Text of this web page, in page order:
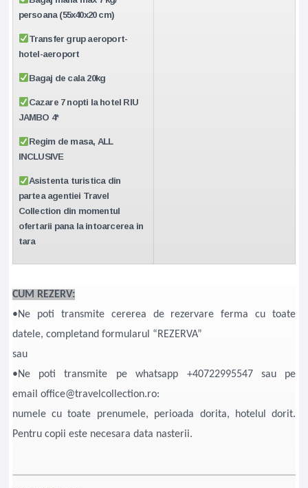
persoana (55x40x20 cm)
Transfer grup aeroport-
hotel-aeroport
Bagaj de cala 20kg
Cazare 7 nopti la hotel RIU
JAMBO 4*
Regim de masa, ALL
INCLUSIVE
Asistenta turistica din
partea agentiei Travel
Collection din momentul
ofertarii pana la intoarcerea in
tara
CUM REZERV:
•Ne poti transmite cererea de rezervare ferma cu toate
datele, completand formularul “REZERVA”
sau
•Ne poti transmite pe whatsapp +40722995547 sau pe
email office@travelcollection.ro:
numele cu toate prenumele, perioada dorita, hotelul dorit.
Pentru copii este necesara data nasterii.